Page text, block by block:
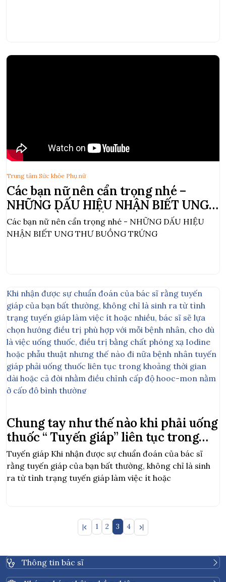
Các bạn nữ nên cẩn trọng nhé –
NHỮNG DẤU HIỆU NHẬN BIẾT UNG
THƯ BUỒNG TRỨNG
Các bạn nữ nên cẩn trọng nhé - NHỮNG DẤU HIỆU
NHẬN BIẾT UNG THƯ BUỒNG TRỨNG
Trung tâm Sức khỏe Phụ nữ
Khi nhận được sự chuẩn đoán của bác sĩ rằng tuyến
giáp của bạn bất thường, không chỉ là sinh ra từ tình
trạng tuyến giáp làm việc ít hoặc nhiều, bác sĩ sẽ lựa
chọn hướng điều trị phù hợp với mỗi bệnh nhân, cho dù
là việc uống thuốc, điều trị bằng chất phóng xạ Iodine
hoặc phẫu thuật nhưng thế nào đi nữa bệnh nhân tuyến
giáp phải uống thuốc liên tục trong khoảng thời gian
dài hoặc cả đời nhằm điều chỉnh cấp độ hooc-mon nằm
ở cấp độ bình thường
nhân tuyến giáp
Q: Bệnh nhân tuyến giáp phải uống
thuốc suốt cả đời có thật hay không?
A: Không nhất thiết là mãi mãi, bởi vì việc điều trị sự bất
theo dõi triệu chứng và cấp độ hooc-mon
tuyến giáp trong khoảng đều đặn 1-2 tháng để điều
hooc-mon tuyến giáp trở lại bình thường mà có thể
Chung tay như thế nào khi phải uống
thuốc “ Tuyến giáp” liên tục trong
khoảng thời gian dài
Tuyến giáp Khi nhận được sự chuẩn đoán của bác sĩ
rằng tuyến giáp của bạn bất thường, không chỉ là sinh
ra từ tình trạng tuyến giáp làm việc ít hoặc
1 2 3 4
Thông tin bác sĩ